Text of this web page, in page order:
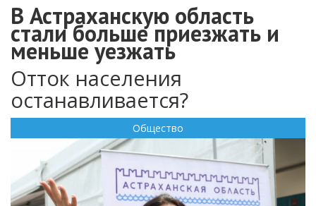
В Астраханскую область
стали больше приезжать и
меньше уезжать
Отток населения
останавливается?
Общество